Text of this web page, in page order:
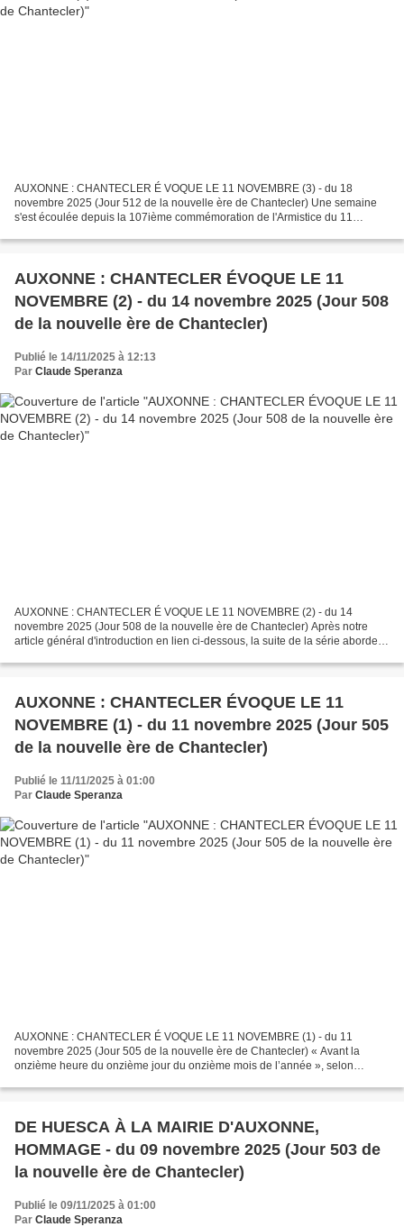
AUXONNE : CHANTECLER É VOQUE LE 11 NOVEMBRE (3) - du 18
novembre 2025 (Jour 512 de la nouvelle ère de Chantecler) Une semaine
s'est écoulée depuis la 107ième commémoration de l'Armistice du 11
AUXONNE : CHANTECLER ÉVOQUE LE 11
NOVEMBRE (2) - du 14 novembre 2025 (Jour 508
de la nouvelle ère de Chantecler)
Publié le 14/11/2025 à 12:13
Par Claude Speranza
AUXONNE : CHANTECLER É VOQUE LE 11 NOVEMBRE (2) - du 14
novembre 2025 (Jour 508 de la nouvelle ère de Chantecler) Après notre
article général d'introduction en lien ci-dessous, la suite de la série abordera
AUXONNE : CHANTECLER ÉVOQUE LE 11
NOVEMBRE (1) - du 11 novembre 2025 (Jour 505
de la nouvelle ère de Chantecler)
Publié le 11/11/2025 à 01:00
Par Claude Speranza
AUXONNE : CHANTECLER É VOQUE LE 11 NOVEMBRE (1) - du 11
novembre 2025 (Jour 505 de la nouvelle ère de Chantecler) « Avant la
onzième heure du onzième jour du onzième mois de l’année », selon
DE HUESCA À LA MAIRIE D'AUXONNE,
HOMMAGE - du 09 novembre 2025 (Jour 503 de
la nouvelle ère de Chantecler)
Publié le 09/11/2025 à 01:00
Par Claude Speranza